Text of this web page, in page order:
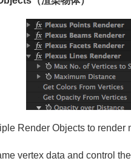
Render Objects to render
vertex data and control